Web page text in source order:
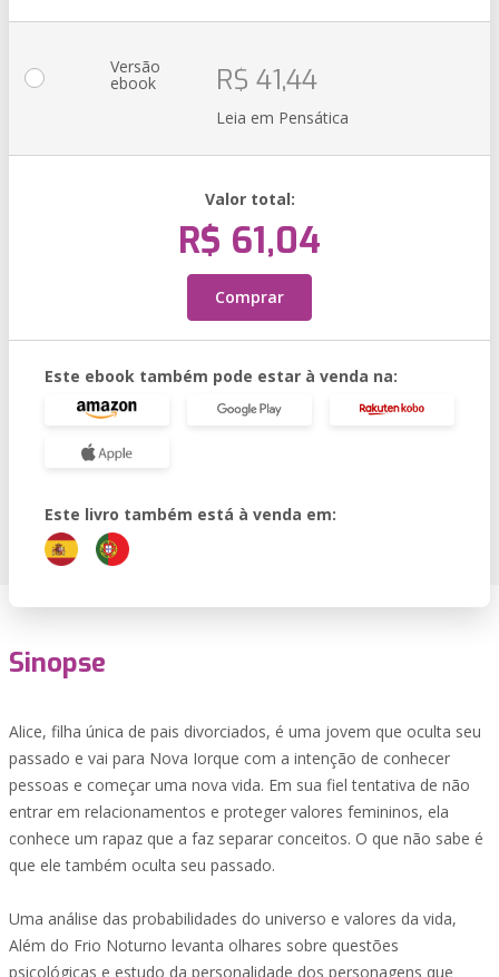
Versão
ebook R$ 41,44
Leia em Pensática
Valor total:
R$ 61,04
Comprar
Este ebook também pode estar à venda na:
Este livro também está à venda em:
Sinopse
Alice, filha única de pais divorciados, é uma jovem que oculta seu
passado e vai para Nova Iorque com a intenção de conhecer
pessoas e começar uma nova vida. Em sua fiel tentativa de não
entrar em relacionamentos e proteger valores femininos, ela
conhece um rapaz que a faz separar conceitos. O que não sabe é
que ele também oculta seu passado.
Uma análise das probabilidades do universo e valores da vida,
Além do Frio Noturno levanta olhares sobre questões
psicológicas e estudo da personalidade dos personagens que